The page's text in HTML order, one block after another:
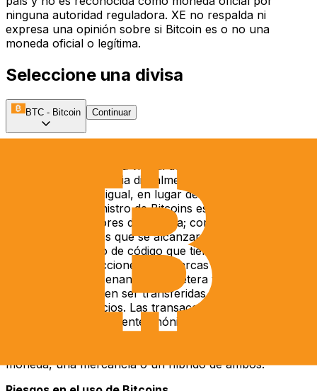
ninguna autoridad reguladora. XE no respalda ni
expresa una opinión sobre si Bitcoin es o no una
moneda oficial o legítima.
Seleccione una divisa
BTC - Bitcoin Continuar
moneda se intercambia digitalmente y es gestionada por
una red de igual a igual, en lugar de un banco central o
autoridad. El suministro de Bitcoins es automatizado y se
libera a los servidores de minería; con un límite de 21
millones de Bitcoins que se alcanzará para 2140. Cada
Bitcoin es un trozo de código que tiene su propio
registro de transacciones con marcas de tiempo. Las
monedas se almacenan en la billetera virtual de un
propietario y pueden ser transferidas e intercambiadas
por bienes y servicios. Las transacciones son públicas y,
aunque son relativamente anónimas, es posible rastrear
identidades hasta individuos de la vida real. Hay un
moneda, una mercancía o un híbrido de ambos.